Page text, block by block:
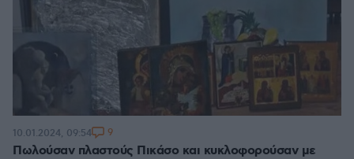
Πωλούσαν πλαστούς Πικάσο και κυκλοφορούσαν με
10.01.2024, 09:54 9